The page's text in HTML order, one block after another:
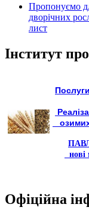
Пропонуємо
дворічних
лист
Інститут
нові
Офіційна